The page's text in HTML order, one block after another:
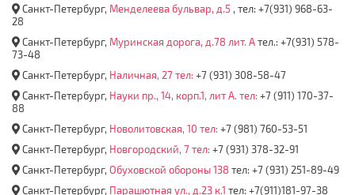
Санкт-Петербург, Менделеева бульвар, д.5 , тел: +7(931) 968-63-
28
Санкт-Петербург, Муринская дорога, д.78 лит. Ател.: +7(931) 578-
73-48
Санкт-Петербург, Наличная, 27 тел: +7 (931) 308-58-47
Санкт-Петербург, Науки пр., 14, корп.1, лит А. тел: +7 (911) 170-37-
88
Санкт-Петербург, Новолитовская, 10 тел: +7 (981) 760-53-51
Санкт-Петербург, Новгородский, 7 тел: +7 (931) 378-32-91
Санкт-Петербург, Обуховской обороны 138 тел: +7 (931) 251-89-49
Санкт-Петербург, Парашютная ул., д.23 к.1 тел: +7(911)181-97-38